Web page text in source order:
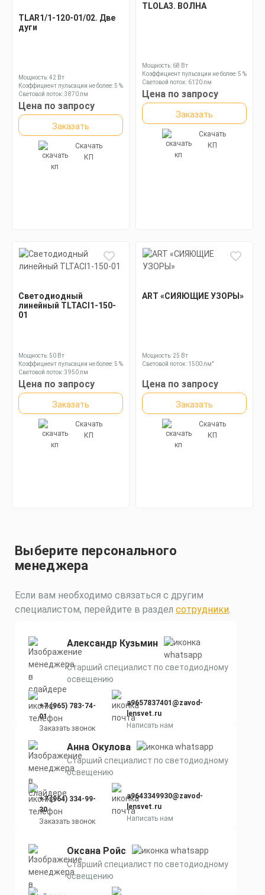
TLAR1/1-120-01/02. Две
дуги
Мощность: 42 Вт
Коэффициент пульсации не более: 5 %
Световой поток: 3870 лм
Цена по запросу
Заказать
Скачать
КП
TLOLA3. ВОЛНА
Мощность: 68 Вт
Коэффициент пульсации не более: 5 %
Световой поток: 6120 лм
Цена по запросу
Заказать
Скачать
КП
Светодиодный
линейный TLTACI1-150-
01
Мощность: 50 Вт
Коэффициент пульсации не более: 5 %
Световой поток: 3950 лм
Цена по запросу
Заказать
Скачать
КП
ART «СИЯЮЩИЕ УЗОРЫ»
Мощность: 25 Вт
Световой поток: 1500 лм"
Цена по запросу
Заказать
Скачать
КП
Выберите персонального
менеджера
Если вам необходимо связаться с другим
специалистом, перейдите в раздел сотрудники.
Александр Кузьмин
Старший специалист по светодиодному
освещению
+7 (965) 783-74-
01
Заказать звонок
a9657837401@zavod-
lensvet.ru
Написать нам
Анна Окулова
Старший специалист по светодиодному
освещению
+7 (964) 334-99-
30
Заказать звонок
a9643349930@zavod-
lensvet.ru
Написать нам
Оксана Ройс
Старший специалист по светодиодному
освещению